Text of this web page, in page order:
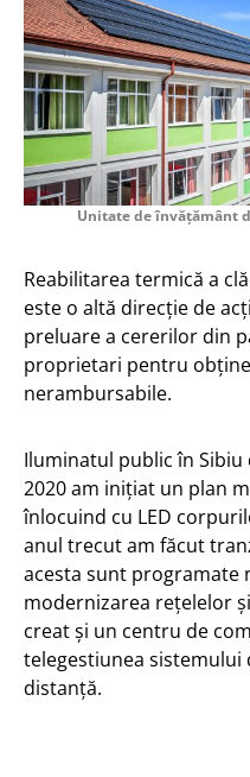
Unitate de învățământ
Reabilitarea termică a
este o altă direcție de
preluare a cererilor din
proprietari pentru
nerambursabile.
Iluminatul public în Sibiu
2020 am inițiat un plan
înlocuind cu LED
anul trecut am făcut
acesta sunt programate
modernizarea rețelelor
creat și un centru de
telegestiunea sistemului
distanță.